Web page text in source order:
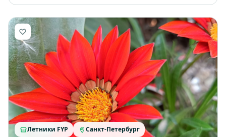
Летники FYP Санкт-Петербург